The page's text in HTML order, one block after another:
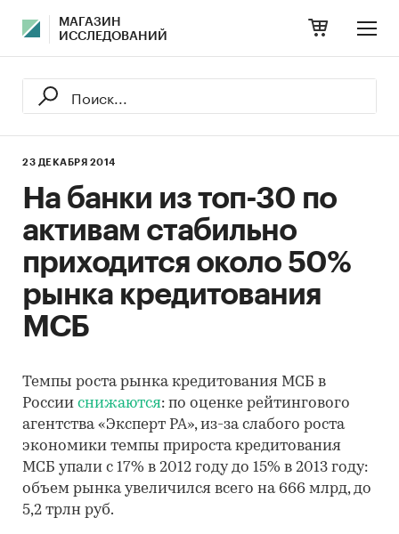
МАГАЗИН
ИССЛЕДОВАНИЙ
23 ДЕКАБРЯ 2014
На банки из топ-30 по
активам стабильно
приходится около 50%
рынка кредитования
МСБ
Темпы роста рынка кредитования МСБ в
России снижаются: по оценке рейтингового
агентства «Эксперт РА», из-за слабого роста
экономики темпы прироста кредитования
МСБ упали с 17% в 2012 году до 15% в 2013 году:
объем рынка увеличился всего на 666 млрд, до
5,2 трлн руб.